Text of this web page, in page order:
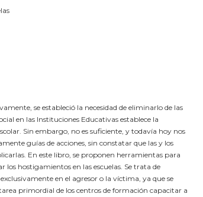
se estableció la necesidad de eliminarlo de las
en las Instituciones Educativas establece la
Sin embargo, no es suficiente, y todavía hoy nos
guías de acciones, sin constatar que las y los
En este libro, se proponen herramientas para
los hostigamientos en las escuelas. Se trata de
en el agresor o la víctima, ya que se
primordial de los centros de formación capacitar a